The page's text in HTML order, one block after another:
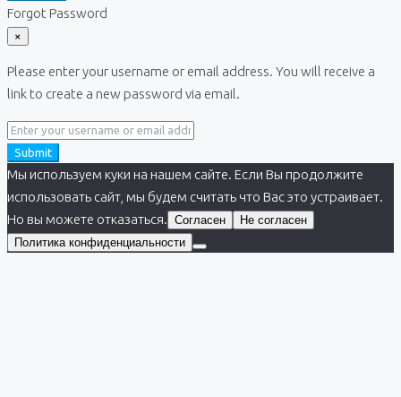
Forgot Password
×
Please enter your username or email address. You will receive a
link to create a new password via email.
Submit
Мы используем куки на нашем сайте. Если Вы продолжите
использовать сайт, мы будем считать что Вас это устраивает.
Но вы можете отказаться. Согласен
Не согласен
Политика конфиденциальности